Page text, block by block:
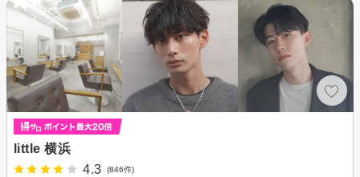
little 横浜
4.3
(846件)